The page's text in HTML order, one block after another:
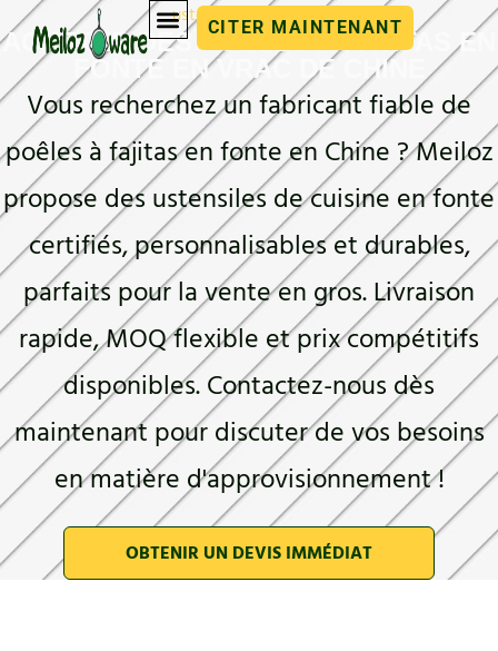
CITER MAINTENANT
ustensiles de cuisine
ACHETER DES POÊLES À FAJITAS EN
FONTE EN VRAC DE CHINE
Vous recherchez un fabricant fiable de
poêles à fajitas en fonte en Chine ? Meiloz
propose des ustensiles de cuisine en fonte
certifiés, personnalisables et durables,
parfaits pour la vente en gros. Livraison
rapide, MOQ flexible et prix compétitifs
disponibles. Contactez-nous dès
maintenant pour discuter de vos besoins
en matière d'approvisionnement !
OBTENIR UN DEVIS IMMÉDIAT